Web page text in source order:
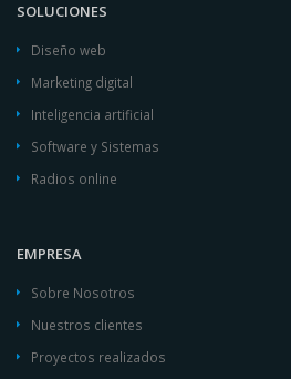
SOLUCIONES
Diseño web
Marketing digital
Inteligencia artificial
Software y Sistemas
Radios online
EMPRESA
Sobre Nosotros
Nuestros clientes
Proyectos realizados